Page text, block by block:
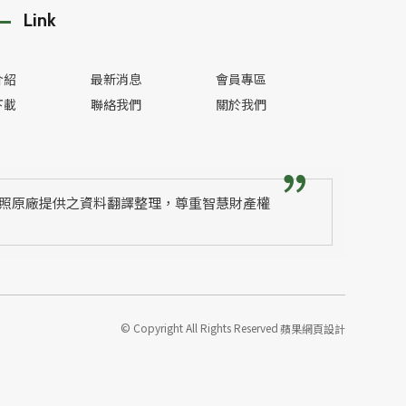
Link
最新消息
會員專區
聯絡我們 關於我們
原廠提供之資料翻譯整理，尊重智慧財產權
© Copyright All Rights Reserved蘋果網頁設計